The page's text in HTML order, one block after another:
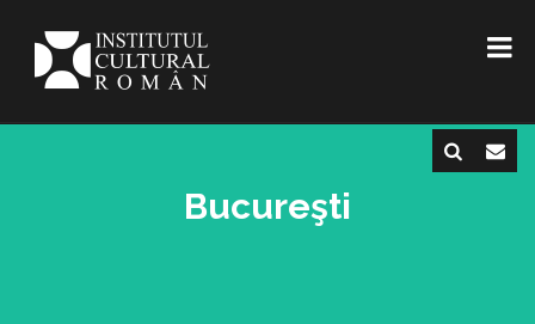
Bucureşti